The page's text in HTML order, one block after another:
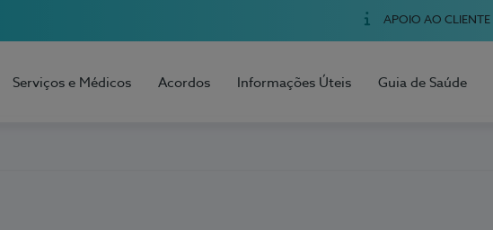
APOIO AO CLIENTE
Serviços e Médicos Acordos Informações Úteis Guia de Saúde